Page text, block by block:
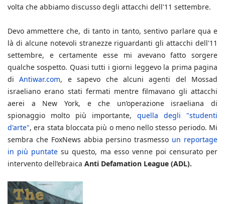
volta che abbiamo discusso degli attacchi dell'11 settembre.
Devo ammettere che, di tanto in tanto, sentivo parlare qua e
là di alcune notevoli stranezze riguardanti gli attacchi dell'11
settembre, e certamente esse mi avevano fatto sorgere
qualche sospetto. Quasi tutti i giorni leggevo la prima pagina
diAntiwar.com, e sapevo che alcuni agenti del Mossad
israeliano erano stati fermati mentre filmavano gli attacchi
aerei a New York, e che un’operazione israeliana di
spionaggio molto più importante, quella degli "studenti
d'arte", era stata bloccata più o meno nello stesso periodo. Mi
sembra che FoxNews abbia persino trasmesso un reportage
in più puntatesu questo, ma esso venne poi censurato per
intervento dell’ebraica Anti Defamation League (ADL).